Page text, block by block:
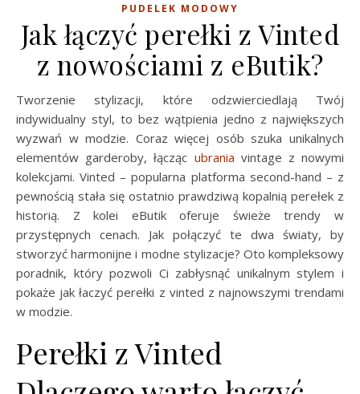
PUDELEK MODOWY
Jak łączyć perełki z Vinted
z nowościami z eButik?
Tworzenie stylizacji, które odzwierciedlają Twój
indywidualny styl, to bez wątpienia jedno z największych
wyzwań w modzie. Coraz więcej osób szuka unikalnych
elementów garderoby, łącząc ubrania vintage z nowymi
kolekcjami. Vinted – popularna platforma second-hand – z
pewnością stała się ostatnio prawdziwą kopalnią perełek z
historią. Z kolei eButik oferuje świeże trendy w
przystępnych cenach. Jak połączyć te dwa światy, by
stworzyć harmonijne i modne stylizacje? Oto kompleksowy
poradnik, który pozwoli Ci zabłysnąć unikalnym stylem i
pokaże jak łaczyć perełki z vinted z najnowszymi trendami
w modzie.
Perełki z Vinted